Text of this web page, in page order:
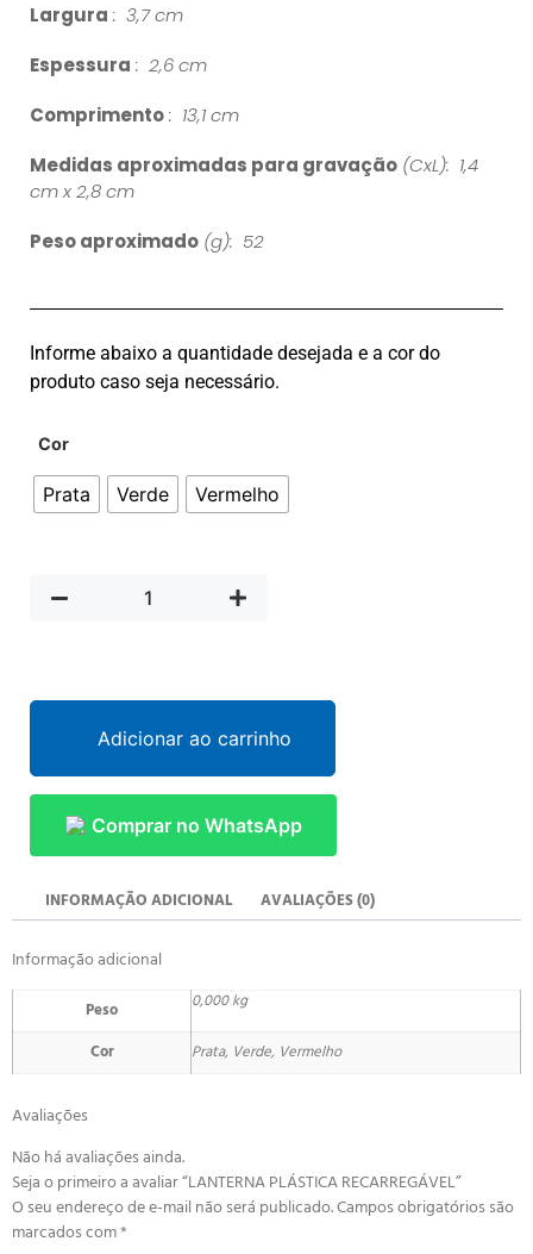
Largura : 3,7 cm
Espessura : 2,6 cm
Comprimento: 13,1 cm
Medidas aproximadas para gravação (CxL): 1,4
cm x 2,8 cm
Peso aproximado (g): 52
Informe abaixo a quantidade desejada e a cor do
produto caso seja necessário.
Cor
Prata Verde Vermelho
Adicionar ao carrinho
Comprar no WhatsApp
INFORMAÇÃO ADICIONAL AVALIAÇÕES (0)
Informação adicional
Peso 0,000 kg
Cor Prata, Verde, Vermelho
Avaliações
Não há avaliações ainda.
Seja o primeiro a avaliar “LANTERNA PLÁSTICA RECARREGÁVEL”
O seu endereço de e-mail não será publicado.Campos obrigatórios são
marcados com*